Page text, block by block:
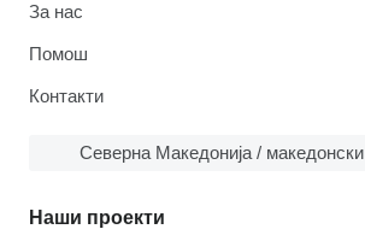
За нас
Помош
Контакти
Северна Македонија / македонски
Наши проекти